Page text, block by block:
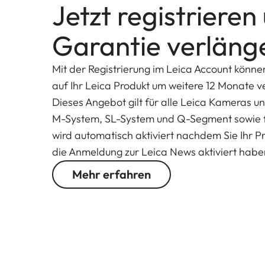
abgestimmt auf das Leica APO-Vario-Elmarit-
Objektive den vollen Brennweitenbereich von
280 mm ASPH. ist nicht Teil des Lieferumfangs.)
Jetzt registrieren
Garantie
Mit der Registrierung im Leica Account
auf Ihr Leica Produkt um weitere 12 Monate
Dieses Angebot gilt für alle Leica Kameras
M-System, SL-System und Q-Segment
wird automatisch aktiviert nachdem Sie Ihr
die Anmeldung zur Leica News aktiviert
Mehr erfahren